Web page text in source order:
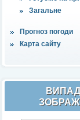
Загальне
Прогноз погоди
Карта сайту